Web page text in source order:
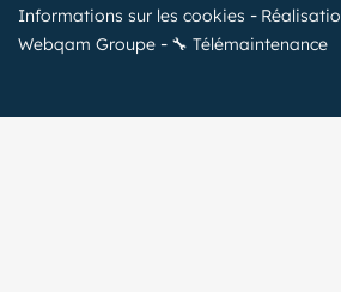
Informations sur les cookies
Webqam Groupe
🔧 Télémaintenance